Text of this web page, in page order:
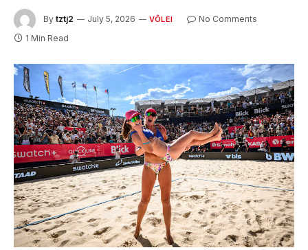
By tztj2 July 5, 2026 VÔLEI
No Comments
1 Min Read